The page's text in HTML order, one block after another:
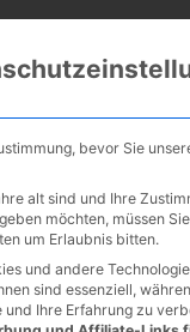
Tutorials
bevor Sie
alt sind und Ihre
möchten, müssen
um Erlaubnis bitten.
und andere
sind essenziell,
und Ihre Erfahrung zu